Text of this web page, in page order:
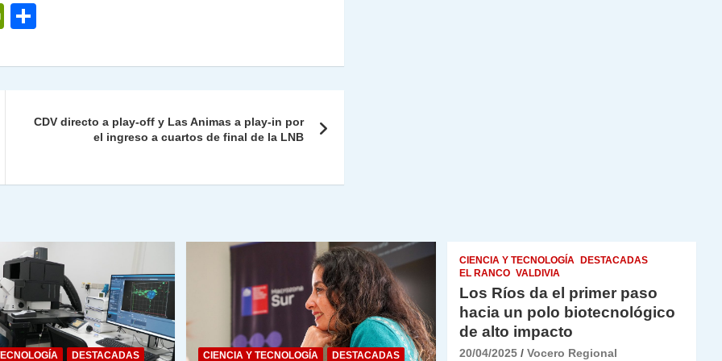
P
nt m
ar
CDV directo a play-off y Las Animas a play-in por
el ingreso a cuartos de final de la LNB
DESTACADAS CIENCIA Y TECNOLOGÍA DESTACADAS
CIENCIA Y TECNOLOGÍA
DESTACADAS
EL RANCO VALDIVIA
Los Ríos da el primer paso
hacia un polo biotecnológico
de alto impacto
20/04/2025 Vocero Regional